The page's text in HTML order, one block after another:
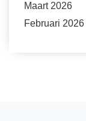
Maart 2026
Februari 2026